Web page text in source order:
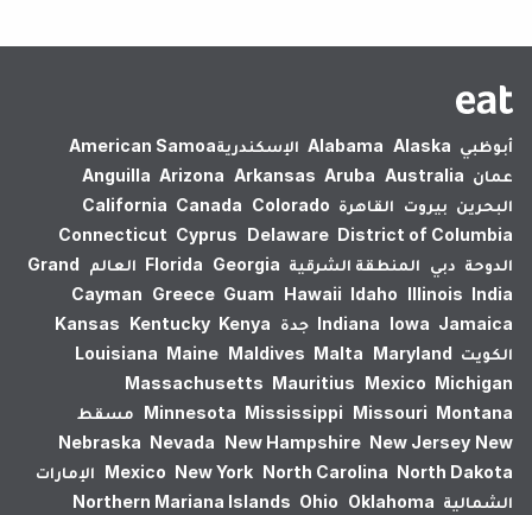
أبوظبي Alabama Alaska الإسكندرية‎American Samoa
عمان
Anguilla Arizona Arkansas Aruba Australia
البحرين بيروت القاهرة California Canada Colorado
Connecticut Cyprus Delaware District of Columbia
الدوحة دبي المنطقة الشرقية Florida Georgia العالم
Grand
Cayman Greece Guam Hawaii Idaho Illinois India
Indiana Iowa Jamaica جدة Kansas Kentucky Kenya
الكويت
Louisiana Maine Maldives Malta Maryland
Massachusetts Mauritius Mexico Michigan
Minnesota Mississippi Missouri Montana
مسقط
Nebraska Nevada New Hampshire New Jersey New
Mexico New York North Carolina North Dakota
الإمارات
الشمالية
Northern Mariana Islands Ohio Oklahoma